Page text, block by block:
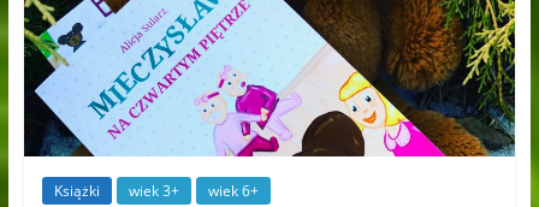
Książki wiek 3+ wiek 6+